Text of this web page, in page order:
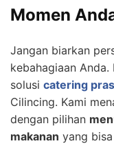
Momen
Jangan biarkan
kebahagiaan
solusi catering
Cilincing. Kami
dengan pilihan
makanan yang